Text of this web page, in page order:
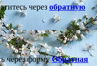
через обратную
через формуОбратная